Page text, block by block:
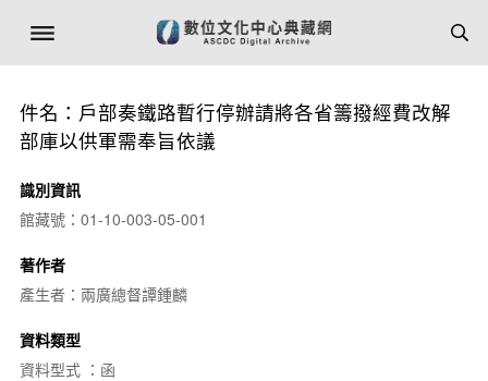
件名：戶部奏鐵路暫行停辦請將各省籌撥經費改解
部庫以供軍需奉旨依議
識別資訊
館藏號：01-10-003-05-001
著作者
產生者：兩廣總督譚鍾麟
資料類型
資料型式 ：函